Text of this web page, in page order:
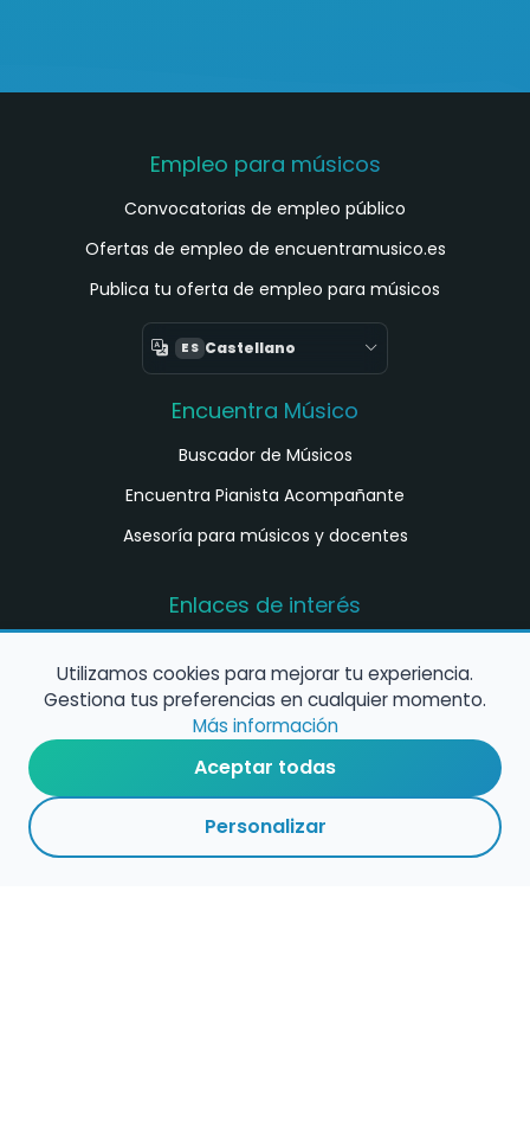
Empleo para músicos
Convocatorias de empleo público
Ofertas de empleo de encuentramusico.es
Publica tu oferta de empleo para músicos
ES Castellano
Encuentra Músico
Buscador de Músicos
Encuentra Pianista Acompañante
Asesoría para músicos y docentes
Enlaces de interés
música en España
Configura alertas de empleo
Contacta con nosotros
Utilizamos cookies para mejorar tu experiencia.
Gestiona tus preferencias en cualquier momento.
Más información
Aceptar todas
Personalizar